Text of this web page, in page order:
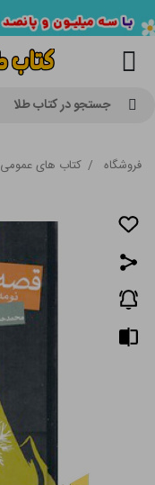
جستجو در کتاب طلا
فروشگاه / کتاب های عمومی